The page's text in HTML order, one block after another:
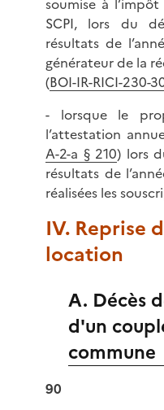
soumise à
SCPI, lors du
résultats de
générateur de la
(BOI-IR-RICI-230-
- lorsque le
l’attestation
A-2-a § 210) lors
résultats de
réalisées les
IV. Reprise
location
A. Décès
d'un
commune
90